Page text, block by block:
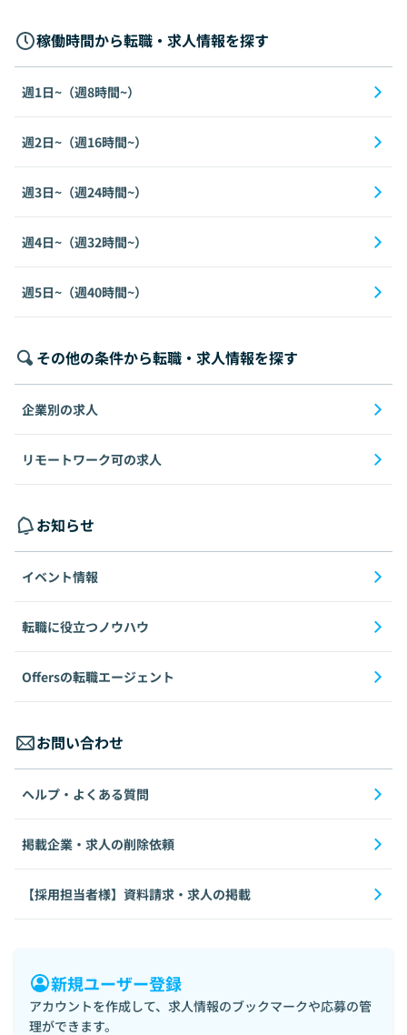
稼働時間から転職・求人情報を探す
週1日~（週8時間~）
週2日~（週16時間~）
週3日~（週24時間~）
週4日~（週32時間~）
週5日~（週40時間~）
その他の条件から転職・求人情報を探す
企業別の求人
リモートワーク可の求人
お知らせ
イベント情報
転職に役立つノウハウ
Offersの転職エージェント
お問い合わせ
ヘルプ・よくある質問
掲載企業・求人の削除依頼
【採用担当者様】資料請求・求人の掲載
新規ユーザー登録
アカウントを作成して、求人情報のブックマークや応募の管
理ができます。